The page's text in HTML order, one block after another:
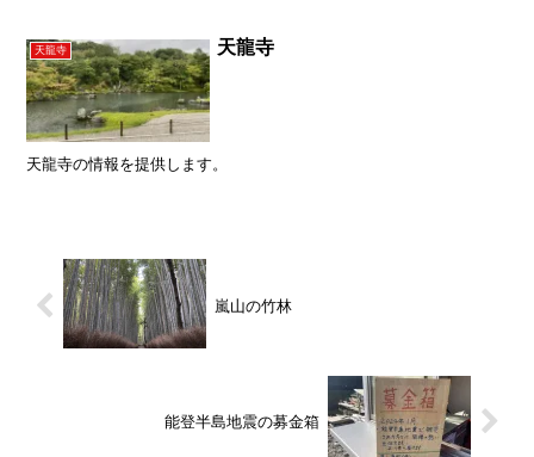
天龍寺 天龍寺
天龍寺の情報を提供します。
嵐山の竹林
能登半島地震の募金箱